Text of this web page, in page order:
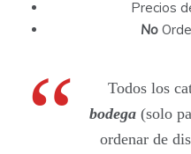
Precios
No
Todos los
bodega (solo
ordenar de